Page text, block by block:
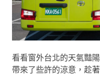
看看窗外台北的天氣豔
帶來了些許的涼意，趁